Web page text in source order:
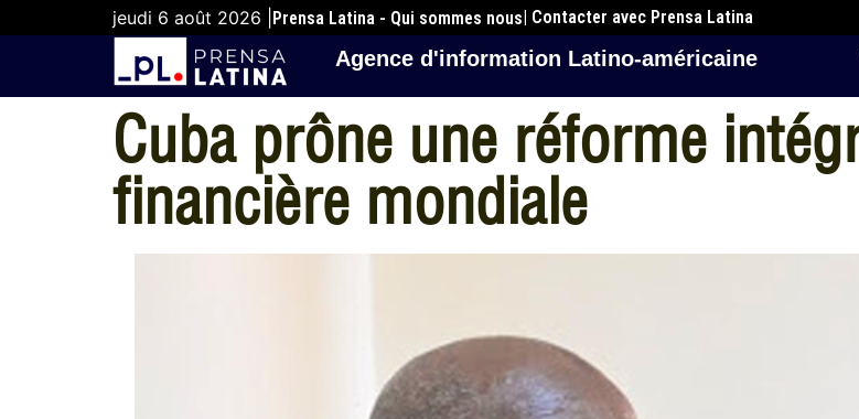
jeudi 6 août 2026 | Prensa Latina - Qui sommes nous| Contacter avec Prensa Latina
Agence d'information Latino-américaine
Cuba prône une réforme
financière mondiale